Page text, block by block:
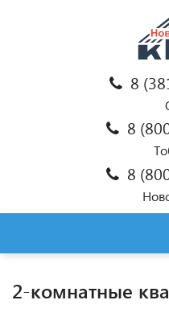
8
8
8
2-комнатные